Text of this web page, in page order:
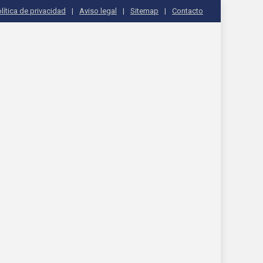
de privacidad Aviso legal Sitemap Contacto